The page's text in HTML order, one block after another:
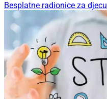
Besplatne radionice za djecu